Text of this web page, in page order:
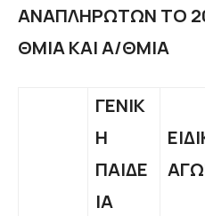
ΑΝΑΠΛΗΡΩΤΩΝ ΤΟ
ΘΜΙΑ ΚΑΙ Α/ΘΜΙΑ
ΓΕΝΙΚ
Η
ΠΑΙΔΕ
ΙΑ